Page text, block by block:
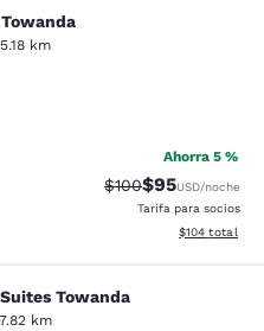
km
estrellas. Bueno. 152 reseñas
Ahorra 5 %
Precio tachado:
$100Precio con
$95USD/noche
Tarifa para socios
Ver detalles
$104 total
Towanda
Towanda
km